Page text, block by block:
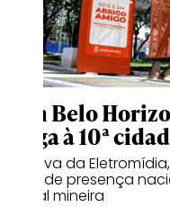
Com Belo
chega à 10ª
Iniciativa da
expande presença
capital mineira